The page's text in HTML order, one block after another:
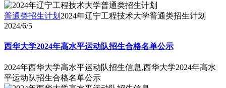
普通类招生计划 2024年辽宁工程技术大学普通类招生计划
2024/6/5
西华大学2024年高水平运动队招生合格名单公示
2024年西华大学高水平运动队招生信息,西华大学2024年高水
平运动队招生合格名单公示